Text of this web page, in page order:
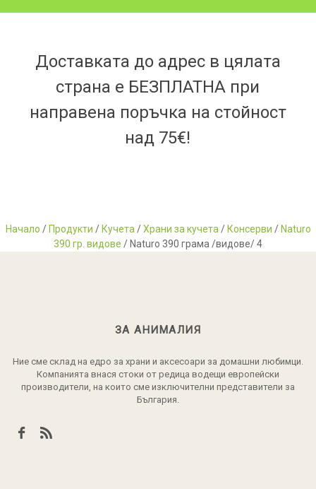
Доставката до адрес в цялата
страна е БЕЗПЛАТНА при
направена поръчка на стойност
над 75€!
Начало / Продукти / Кучета /Храни за кучета / Консерви / Naturo
390 гр. видове / Naturo 390 грама /видове/ 4
ЗА АНИМАЛИЯ
Ние сме склад на едро за храни и аксесоари за домашни любимци.
Компанията внася стоки от редица водещи европейски
производители, на които сме изключителни представители за
България.